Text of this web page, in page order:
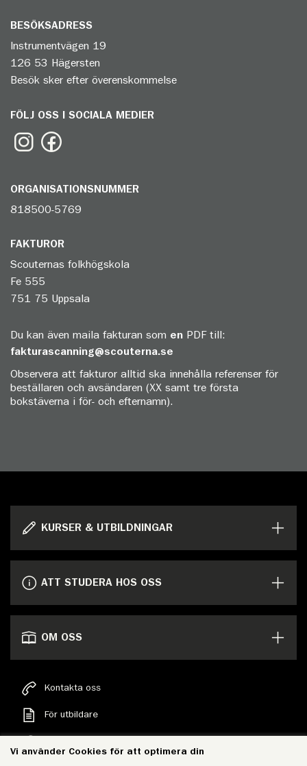
BESÖKSADRESS
Instrumentvägen 19
126 53 Hägersten
Besök sker efter överenskommelse
FÖLJ OSS I SOCIALA MEDIER
ORGANISATIONSNUMMER
818500-5769
FAKTUROR
Scouternas folkhögskola
Fe 555
751 75 Uppsala
Du kan även maila fakturan som en PDF till:
fakturascanning@scouterna.se
Observera att fakturor alltid ska innehålla referenser för
beställaren och avsändaren (XX samt tre första
bokstäverna i för- och efternamn).
KURSER & UTBILDNINGAR
ATT STUDERA HOS OSS
OM OSS
Kontakta oss
För utbildare
Vi använder Cookies för att optimera din